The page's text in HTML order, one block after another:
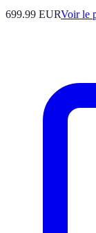
699.99 EURVoir le